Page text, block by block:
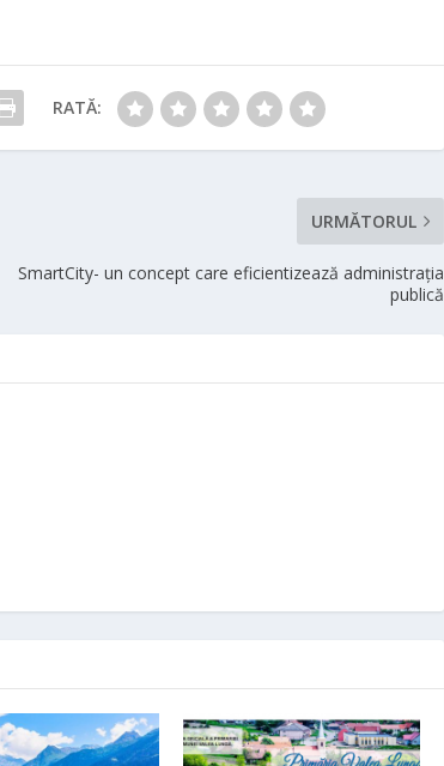
RATĂ:
URMĂTORUL
SmartCity- un concept care eficientizează administrația
publică